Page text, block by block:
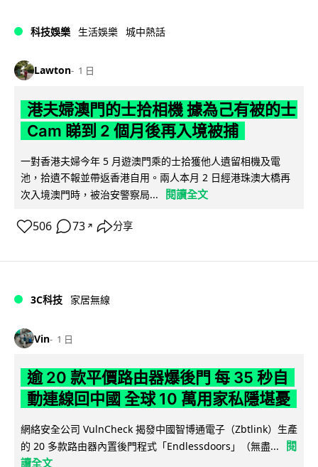
科技娛樂 生活娛樂 城中熱話
Lawton 1 日
港夫婦澳門的士拾相機 據為己有被的士
Cam 睇到 2 個月後再入境被捕
一對香港夫婦今年 5 月遊澳門乘的士拾獲他人遺留相機及電
池，拾遺不報並帶返香港自用。兩人本月 2 日經港珠澳大橋再
次入境澳門時，被治安警察局...
閱讀全文
506 73 ↗ 分享
3C科技 家居無線
Vin 1 日
逾 20 款平價路由器爆後門 每 35 秒自
動連線回中國 全球 10 萬用家私隱堪憂
網絡安全公司 VulnCheck 揭發中國智博通電子（Zbtlink）生產
的 20 多款路由器內置後門程式「Endlessdoors」（無盡...
閱
讀全文